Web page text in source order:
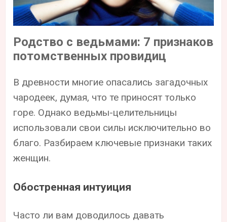
Родство с ведьмами: 7 признаков
потомственных провидиц
В древности многие опасались загадочных
чародеек, думая, что те приносят только
горе. Однако ведьмы-целительницы
использовали свои силы исключительно во
благо. Разбираем ключевые признаки таких
женщин.
Обостренная интуиция
Часто ли вам доводилось давать